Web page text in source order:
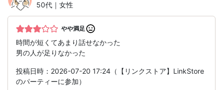
50代｜女性
やや満足
時間が短くてあまり話せなかった
男の人が足りなかった
投稿日時：2026-07-20 17:24（【リンクストア】LinkStore
のパーティーに参加）